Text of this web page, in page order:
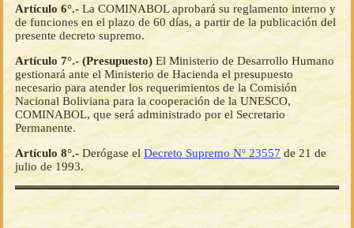
Artículo 6°.- La COMINABOL aprobará su reglamento interno y
de funciones en el plazo de 60 días, a partir de la publicación del
presente decreto supremo.
Artículo 7°.- (Presupuesto) El Ministerio de Desarrollo Humano
gestionará ante el Ministerio de Hacienda el presupuesto
necesario para atender los requerimientos de la Comisión
Nacional Boliviana para la cooperación de la UNESCO,
COMINABOL, que será administrado por el Secretario
Permanente.
Artículo 8°.-Derógase elDecreto Supremo Nº 23557 de 21 de
julio de 1993.